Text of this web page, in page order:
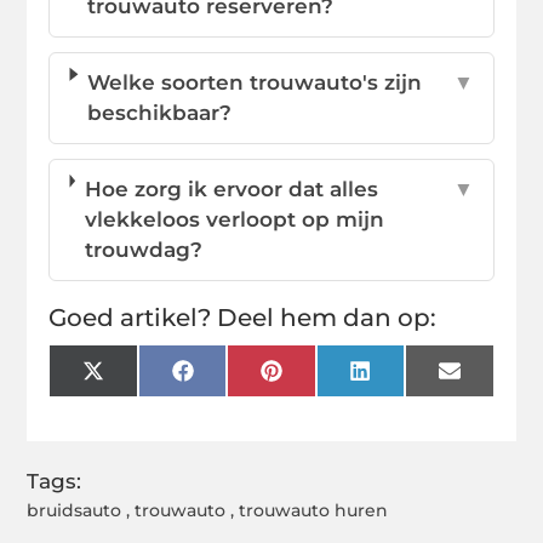
trouwauto reserveren?
Welke soorten trouwauto's zijn
beschikbaar?
▼
Hoe zorg ik ervoor dat alles
vlekkeloos verloopt op mijn
trouwdag?
▼
Goed artikel? Deel hem dan op:
X
(Twitter)
FacebookPinterestLinkedInEmail
Tags:
bruidsauto ,trouwauto ,trouwauto huren